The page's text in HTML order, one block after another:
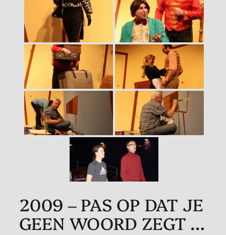
2009 – PAS OP DAT JE
GEEN WOORD ZEGT …